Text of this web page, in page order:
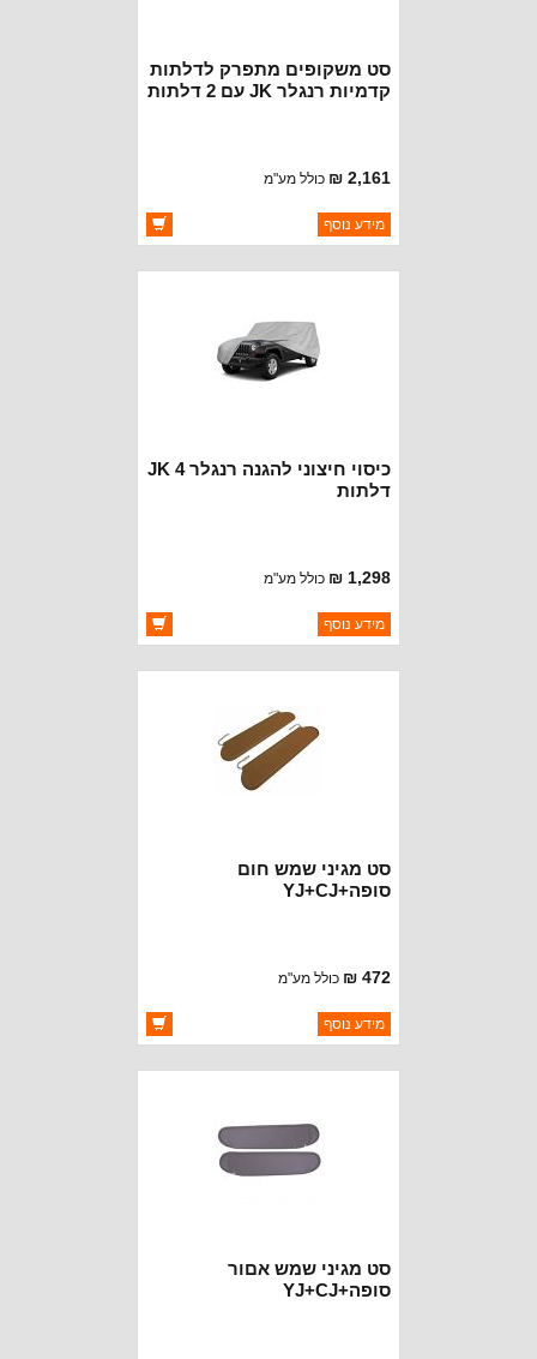
סט משקופים מתפרק לדלתות
קדמיות רנגלר JK עם 2 דלתות
2,161 ₪ כולל מע"מ
ברקוד: RT25001
יצרן:ROUGH TRAIL
מידע נוסף
כיסוי חיצוני להגנה רנגלר JK 4
דלתות
1,298 ₪ כולל מע"מ
ברקוד: BJ3448
יצרן:ROUGH TRAIL
מידע נוסף
סט מגיני שמש חום
סופה+YJ+CJ
472 ₪ כולל מע"מ
ברקוד: RT54003
יצרן:ROUGH TRAIL
מידע נוסף
סט מגיני שמש אםור
סופה+YJ+CJ